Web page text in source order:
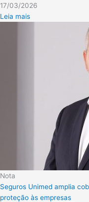
17/03/2026
Leia mais
Nota
Seguros Unimed amplia
proteção às empresas